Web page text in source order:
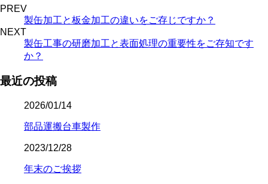
PREV
製缶加工と板金加工の違いをご存じですか？
NEXT
製缶工事の研磨加工と表面処理の重要性をご存知です
か？
最近の投稿
2026/01/14
部品運搬台車製作
2023/12/28
年末のご挨拶